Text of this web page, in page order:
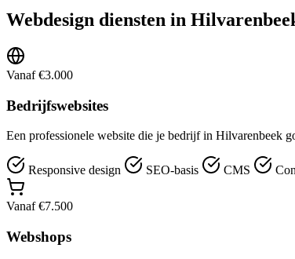
Webdesign diensten in
Vanaf €3.000
Bedrijfswebsites
Een professionele website die je bedrijf in Hilvarenbeek
Responsive design SEO-basis CMS
Vanaf €7.500
Webshops